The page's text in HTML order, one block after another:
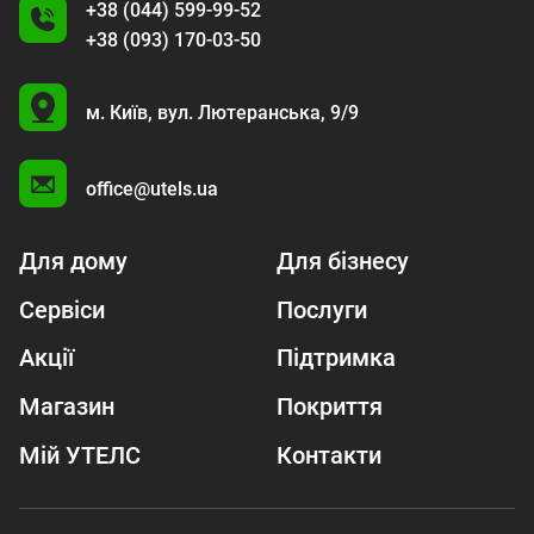
+38 (044) 599-99-52
+38 (093) 170-03-50
U
м. Київ, вул. Лютеранська, 9/9
office@utels.ua
Для дому
Для бізнесу
Сервіси
Послуги
Акції
Підтримка
Магазин
Покриття
Мій УТЕЛС
Контакти